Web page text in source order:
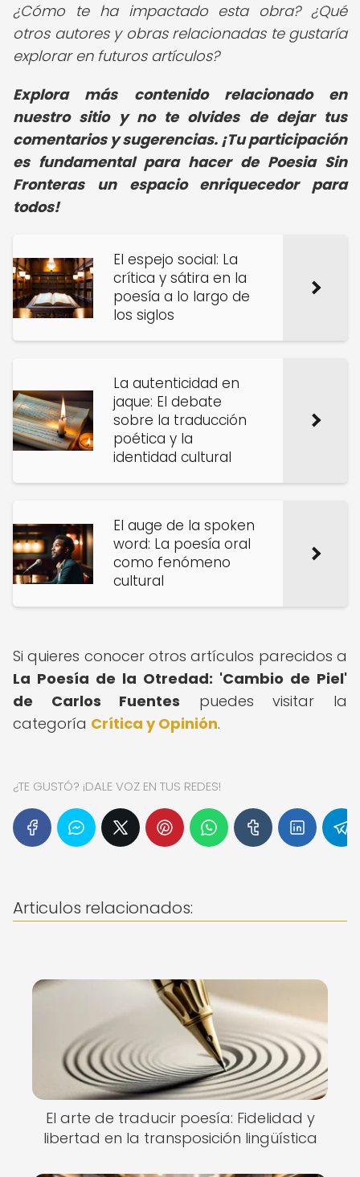
¿Cómo te ha impactado esta obra? ¿Qué
otros autores y obras relacionadas te gustaría
explorar en futuros artículos?
Explora más contenido relacionado en
nuestro sitio y no te olvides de dejar tus
comentarios y sugerencias. ¡Tu participación
es fundamental para hacer de Poesia Sin
Fronteras un espacio enriquecedor para
todos!
El espejo social: La
crítica y sátira en la
poesía a lo largo de
los siglos
La autenticidad en
jaque: El debate
sobre la traducción
poética y la
identidad cultural
El auge de la spoken
word: La poesía oral
como fenómeno
cultural
Si quieres conocer otros artículos parecidos a
La Poesía de la Otredad: 'Cambio de Piel'
de Carlos Fuentes puedes visitar la
categoría Crítica y Opinión.
¿TE GUSTÓ? ¡DALE VOZ EN TUS REDES!
Articulos relacionados:
El arte de traducir poesía: Fidelidad y
libertad en la transposición lingüística